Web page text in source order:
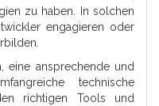
zu haben. In solchen
engagieren oder
eine ansprechende und
technische
richtigen Tools und